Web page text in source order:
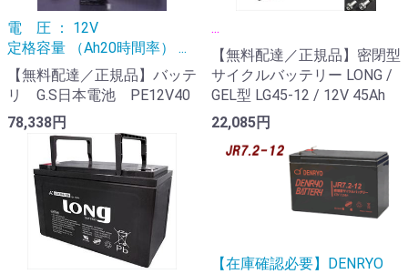
電 圧 ： 12V
定格容量 （Ah20時間率） ...
【無料配達／正規品】バッテ
リ G.S日本電池 PE12V40
78,338円
...
【無料配達／正規品】密閉型
サイクルバッテリー LONG /
GEL型 LG45-12 / 12V 45Ah
22,085円
【在庫確認必要】DENRYO